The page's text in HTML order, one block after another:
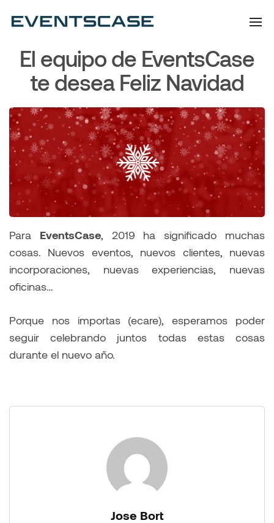
El equipo de EventsCase
te desea Feliz Navidad
Para EventsCase, 2019 ha significado muchas
cosas. Nuevos eventos, nuevos clientes, nuevas
incorporaciones, nuevas experiencias, nuevas
oficinas…
Porque nos importas (ecare), esperamos poder
seguir celebrando juntos todas estas cosas
durante el nuevo año.
Jose Bort